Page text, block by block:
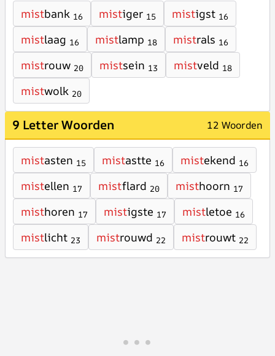
mistbank 16 mistiger 15 mistigst 16
mistlaag 16 mistlamp 18 mistrals 16
mistrouw 20 mistsein 13 mistveld 18
mistwolk 20
9 Letter Woorden 12 Woorden
mistasten 15 mistastte 16 mistekend 16
mistellen 17 mistflard 20 misthoorn 17
misthoren 17 mistigste 17 mistletoe 16
mistlicht 23 mistrouwd 22 mistrouwt 22